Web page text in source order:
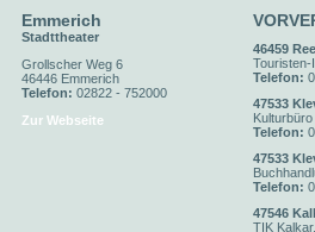
Emmerich
Stadttheater
Grollscher Weg 6
46446 Emmerich
Telefon: 02822 - 752000
Zur Webseite
46459
Touristen-
Telefon:
47533
Telefon:
47533
Telefon:
47546
TIK